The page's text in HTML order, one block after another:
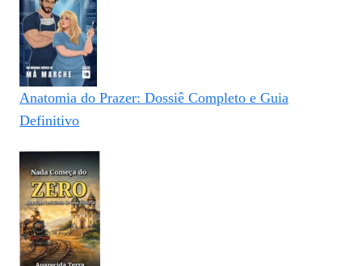
Anatomia do Prazer: Dossiê Completo e Guia
Definitivo